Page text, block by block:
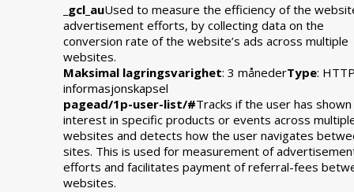
_gcl_auUsed to measure the efficiency of the
advertisement efforts, by collecting data on the
conversion rate of the website’s ads across multiple
websites.
Maksimal lagringsvarighet: 3 månederType:
informasjonskapsel
pagead/1p-user-list/#Tracks if the user has shown
interest in specific products or events across
websites and detects how the user navigates
sites. This is used for measurement of
efforts and facilitates payment of referral-fees
websites.